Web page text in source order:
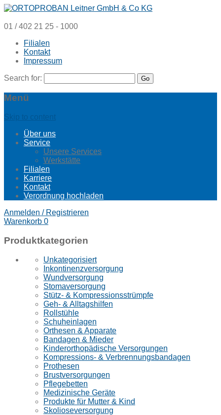
01 / 402 21 25 - 1000
Filialen
Kontakt
Impressum
Search for:
Menü
Skip to content
Über uns
Service
Unsere Services
Werkstätte
Filialen
Karriere
Kontakt
Verordnung hochladen
Anmelden / Registrieren
Warenkorb 0
Produktkategorien
Unkategorisiert
Inkontinenzversorgung
Wundversorgung
Stomaversorgung
Stütz- & Kompressionsstrümpfe
Geh- & Alltagshilfen
Rollstühle
Schuheinlagen
Orthesen & Apparate
Bandagen & Mieder
Kinderorthopädische Versorgungen
Kompressions- & Verbrennungsbandagen
Prothesen
Brustversorgungen
Pflegebetten
Medizinische Geräte
Produkte für Mutter & Kind
Skolioseversorgung